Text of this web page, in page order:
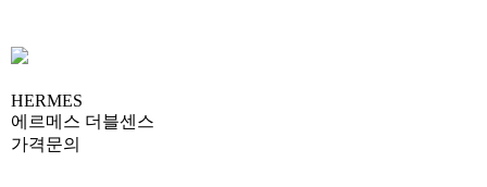
HERMES
에르메스 더블센스
가격문의